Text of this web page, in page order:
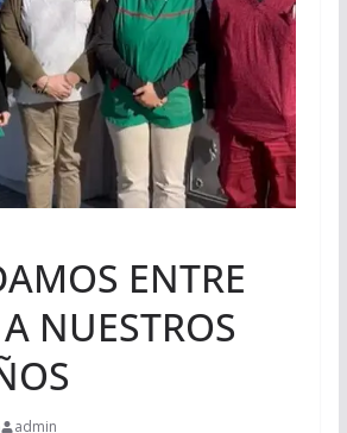
ENTRE
NUESTROS
admin